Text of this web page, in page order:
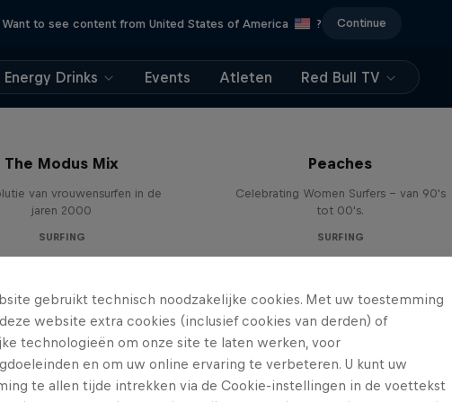
Want to see content from United States of America ? Continue
Energy Drinks Events Atleten Red Bull TV
The Modus Mix
van vrouwensurfen in de
jaren 2000
SURFING
Peaches
Celebrating Women Surfers - van 90's
tot 00's.
SURFING
gebruikt technisch noodzakelijke cookies. Met uw toestemming
website extra cookies (inclusief cookies van derden) of
technologieën om onze site te laten werken, voor
en om uw online ervaring te verbeteren. U kunt uw
te allen tijde intrekken via de Cookie-instellingen in de voettekst